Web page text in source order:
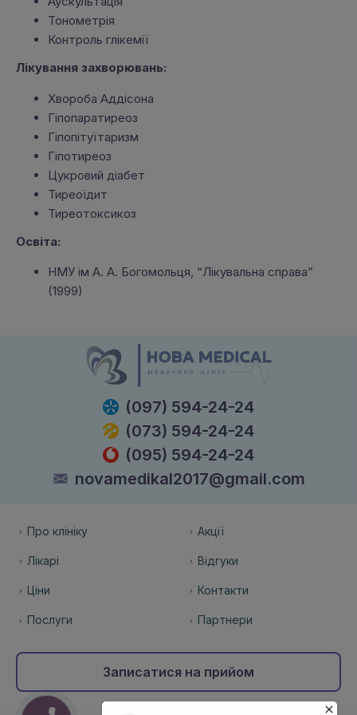
Тонометрія
Контроль глікемії
Лікування захворювань:
Хвороба Аддісона
Гіпопаратиреоз
Гіпопітуїтаризм
Гіпотиреоз
Цукровий діабет
Тиреоїдит
Тиреотоксикоз
Освіта:
НМУ ім А. А. Богомольця, “Лікувальна справа”
(1999)
(097) 594-24-24
(073) 594-24-24
(095) 594-24-24
novamedikal2017@gmail.com
Про клініку
Лікарі
Ціни
Послуги
Акції
Відгуки
Контакти
Партнери
Записатися на прийом